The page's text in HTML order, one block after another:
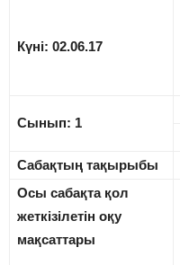
Күні: 02.06.17
Сынып: 1
Сабақтың тақырыбы
Осы сабақта қол
жеткізілетін оқу
мақсаттары